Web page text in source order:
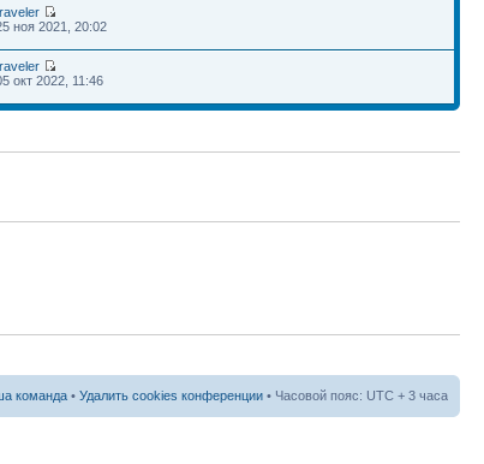
ноя 2021, 20:02
окт 2022, 11:46
команда • Удалить cookies конференции • Часовой пояс: UTC + 3 часа